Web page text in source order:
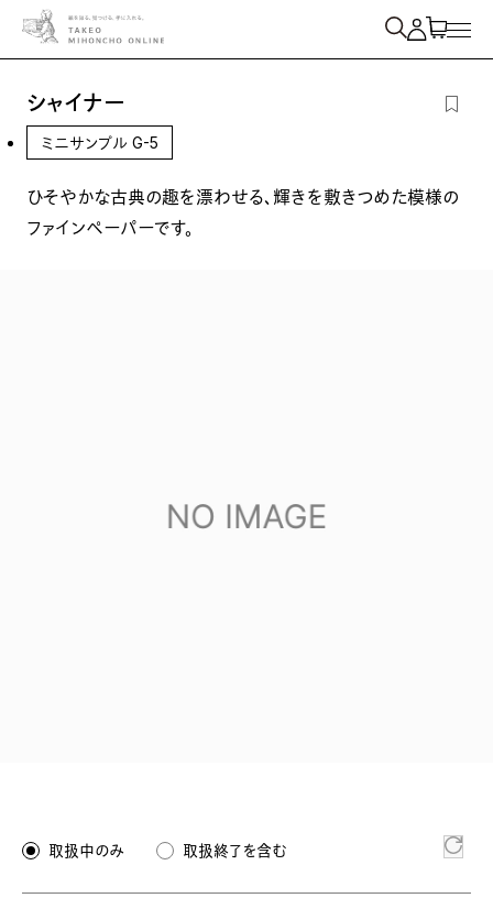
紙を検索
シャイナー
ミニサンプル G-5
ひそやかな古典の趣を漂わせる、輝きを敷きつめた模様の
ファインペーパーです。
取扱中のみ 取扱終了を含む